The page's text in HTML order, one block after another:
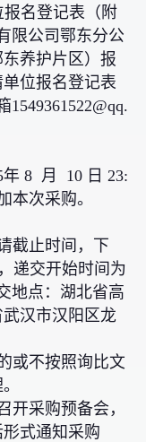
报名登记表（附
限公司鄂东分公
养护片区）报
位报名登记表
1549361522@qq.
年 8 月 10 日 23:
本次采购。
截止时间，下
递交开始时间为
地点：湖北省高
汉市汉阳区龙
或不按照询比文
开采购预备会，
式通知采购